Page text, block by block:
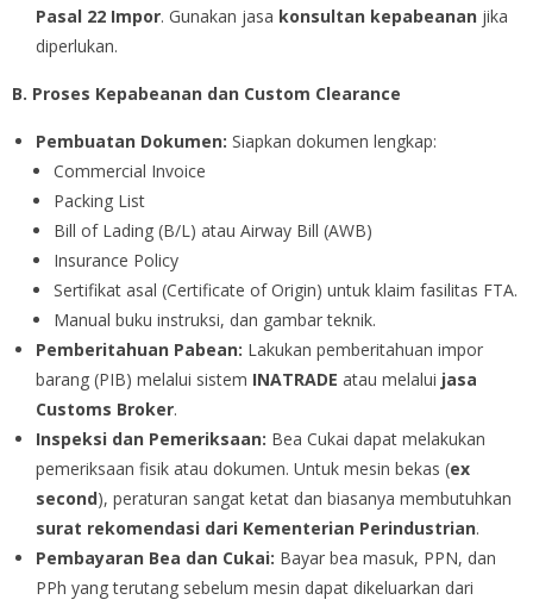
Pasal 22 Impor. Gunakan jasa konsultan kepabeanan jika
diperlukan.
B. Proses Kepabeanan dan Custom Clearance
Pembuatan Dokumen: Siapkan dokumen lengkap:
Commercial Invoice
Packing List
Bill of Lading (B/L) atau Airway Bill (AWB)
Insurance Policy
Sertifikat asal (Certificate of Origin) untuk klaim fasilitas FTA.
Manual buku instruksi, dan gambar teknik.
Pemberitahuan Pabean: Lakukan pemberitahuan impor
barang (PIB) melalui sistem INATRADE atau melalui jasa
Customs Broker.
Inspeksi dan Pemeriksaan: Bea Cukai dapat melakukan
pemeriksaan fisik atau dokumen. Untuk mesin bekas (ex
second), peraturan sangat ketat dan biasanya membutuhkan
surat rekomendasi dari Kementerian Perindustrian.
Pembayaran Bea dan Cukai: Bayar bea masuk, PPN, dan
PPh yang terutang sebelum mesin dapat dikeluarkan dari